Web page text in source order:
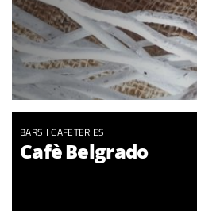
BARS I CAFETERIES
Cafè Belgrado